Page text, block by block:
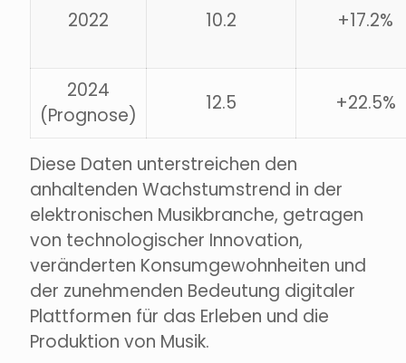
2022 10.2 +17.2%
2024
(Prognose)
12.5 +22.5%
Diese Daten unterstreichen den
anhaltenden Wachstumstrend in der
elektronischen Musikbranche, getragen
von technologischer Innovation,
veränderten Konsumgewohnheiten und
der zunehmenden Bedeutung digitaler
Plattformen für das Erleben und die
Produktion von Musik.